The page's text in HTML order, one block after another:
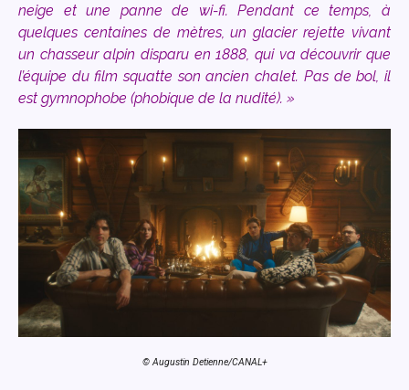
neige et une panne de wi-fi. Pendant ce temps, à
quelques centaines de mètres, un glacier rejette vivant
un chasseur alpin disparu en 1888, qui va découvrir que
l’équipe du film squatte son ancien chalet. Pas de bol, il
est gymnophobe (phobique de la nudité). »
© Augustin Detienne/CANAL+